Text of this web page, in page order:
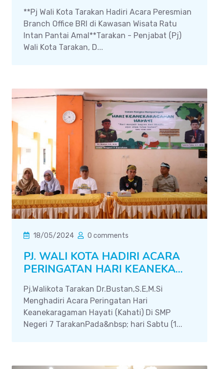
**Pj Wali Kota Tarakan Hadiri Acara Peresmian
Branch Office BRI di Kawasan Wisata Ratu
Intan Pantai Amal**Tarakan - Penjabat (Pj)
Wali Kota Tarakan, D...
18/05/2024 0 comments
PJ. WALI KOTA HADIRI ACARA
PERINGATAN HARI KEANEKA...
Pj.Walikota Tarakan Dr.Bustan,S.E,M.Si
Menghadiri Acara Peringatan Hari
Keanekaragaman Hayati (Kahati) Di SMP
Negeri 7 TarakanPada&nbsp; hari Sabtu (1...